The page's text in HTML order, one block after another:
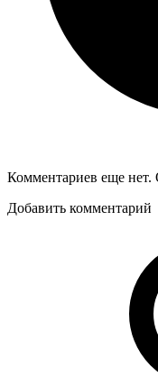
Комментариев еще нет.
Добавить комментарий